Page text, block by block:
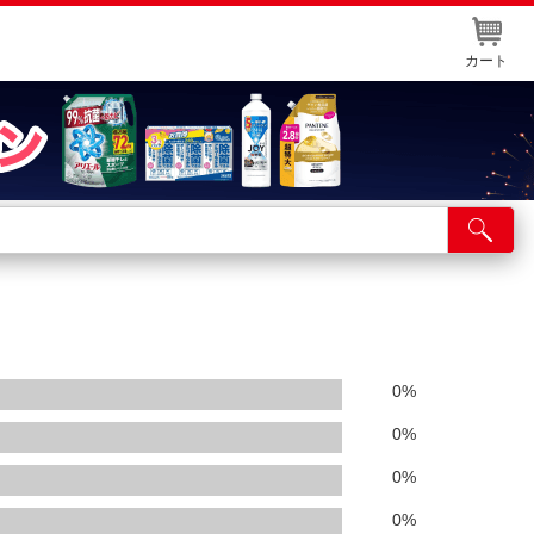
カート
舗サービス
ト取り置き
0%
0%
0%
0%